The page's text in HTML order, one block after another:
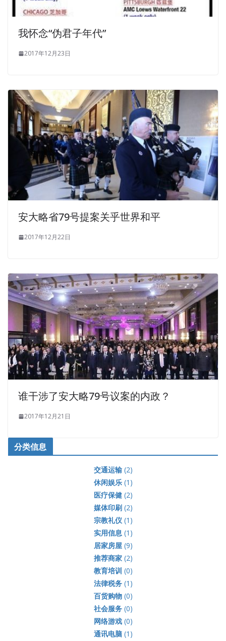
我怀念“伪君子年代”
2017年12月23日
安大略省79号提案关乎世界和平
2017年12月22日
谁干涉了安大略79号议案的内政？
2017年12月21日
分类信息
交通运输(2)
休闲娱乐(1)
医疗保健(2)
媒体印刷(2)
宗教礼仪(1)
实用信息(1)
居家房屋(9)
推荐商家(2)
教育培训 (0)
法律税务(1)
百货购物(0)
社会服务(0)
网络游戏(0)
通讯电脑(1)